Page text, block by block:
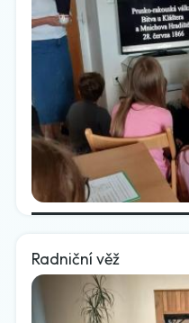
Radniční věž